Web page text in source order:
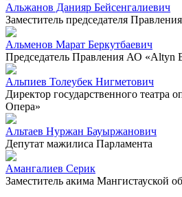
Альжанов Данияр Бейсенгалиевич
Заместитель председателя
Альменов Марат Беркутбаевич
Председатель Правления АО «Altyn
Альпиев Толеубек Нигметович
Директор государственного театра
Опера»
Альтаев Нуржан Бауыржанович
Депутат мажилиса Парламента
Амангалиев Серик
Заместитель акима Мангистауской